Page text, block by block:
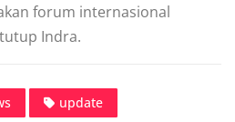
forum internasional
Indra.
update